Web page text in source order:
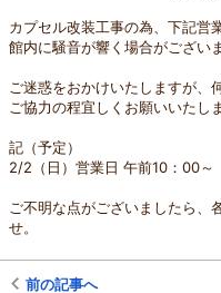
カプセル改装工事の為、下記営
館内に騒音が響く場合がございま
ご迷惑をおかけいたしますが、
ご協力の程宜しくお願いいたし
記（予定）
2/2（日）営業日 午前10：00～
ご不明な点がございましたら、
せ。
前の記事へ